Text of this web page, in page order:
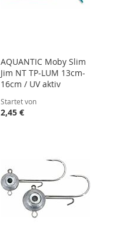
AQUANTIC Moby Slim
Jim NT TP-LUM 13cm-
16cm / UV aktiv
Startet von
2,45 €